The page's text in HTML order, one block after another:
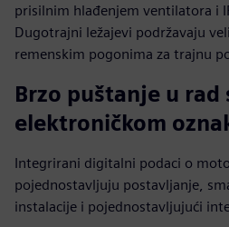
prisilnim hlađenjem ventilatora i
Dugotrajni ležajevi podržavaju
remenskim pogonima za trajnu
Brzo puštanje u rad
elektroničkom
Integrirani digitalni podaci o
pojednostavljuju postavljanje,
instalacije i pojednostavljujući